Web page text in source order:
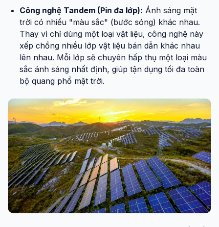
Công nghệ Tandem (Pin đa lớp): Ánh sáng mặt
trời có nhiều "màu sắc" (bước sóng) khác nhau.
Thay vì chỉ dùng một loại vật liệu, công nghệ này
xếp chồng nhiều lớp vật liệu bán dẫn khác nhau
lên nhau. Mỗi lớp sẽ chuyên hấp thụ một loại màu
sắc ánh sáng nhất định, giúp tận dụng tối đa toàn
bộ quang phổ mặt trời.